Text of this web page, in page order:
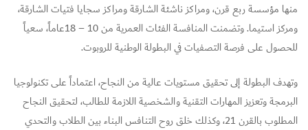
منها مؤسسة ربع قرن، ومراكز ناشئة الشارقة ومراكز سجايا فتيات الشارقة،
ومركز استيما. وتضمنت المنافسة الفئات العمرية من 10 – 18عاماً، سعياً
للحصول على فرصة التصفيات في البطولة الوطنية للروبوت.
وتهدف البطولة إلى تحقيق مستويات عالية من النجاح، اعتماداً على تكنولوجيا
البرمجة وتعزيز المهارات التقنية والشخصية اللازمة للطالب، لتحقيق النجاح
المطلوب بالقرن 21، وكذلك خلق روح التنافس البناء بين الطلاب والتحدي